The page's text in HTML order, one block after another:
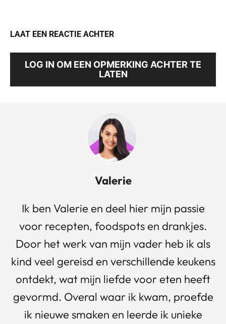
LAAT EEN REACTIE ACHTER
LOG IN OM EEN OPMERKING ACHTER TE
LATEN
Valerie
Ik ben Valerie en deel hier mijn passie
voor recepten, foodspots en drankjes.
Door het werk van mijn vader heb ik als
kind veel gereisd en verschillende keukens
ontdekt, wat mijn liefde voor eten heeft
gevormd. Overal waar ik kwam, proefde
ik nieuwe smaken en leerde ik unieke